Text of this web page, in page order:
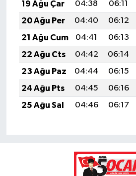
19 Ağu Çar 04:38 06:11
20 Ağu Per
04:40 06:12
21 Ağu Cum
04:41 06:13
22 Ağu Cts
04:42 06:14
23 Ağu Paz
04:44 06:15
24 Ağu Pts
04:45 06:16
25 Ağu Sal
04:46 06:17